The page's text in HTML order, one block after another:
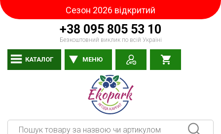
+38 095 805 53 10
Безкоштовний виклик по всій Україні
Сезон 2026 відкритий
КАТАЛОГ МЕНЮ